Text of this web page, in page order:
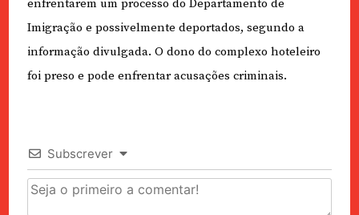
enfrentarem um processo do Departamento de
Imigração e possivelmente deportados, segundo a
informação divulgada. O dono do complexo hoteleiro
foi preso e pode enfrentar acusações criminais.
Subscrever